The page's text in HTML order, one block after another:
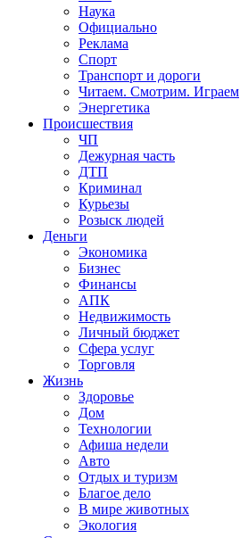
Наука
Официально
Реклама
Спорт
Транспорт и дороги
Читаем. Смотрим. Играем
Энергетика
Происшествия
ЧП
Дежурная часть
ДТП
Криминал
Курьезы
Розыск людей
Деньги
Экономика
Бизнес
Финансы
АПК
Недвижимость
Личный бюджет
Сфера услуг
Торговля
Жизнь
Здоровье
Дом
Технологии
Афиша недели
Авто
Отдых и туризм
Благое дело
В мире животных
Экология